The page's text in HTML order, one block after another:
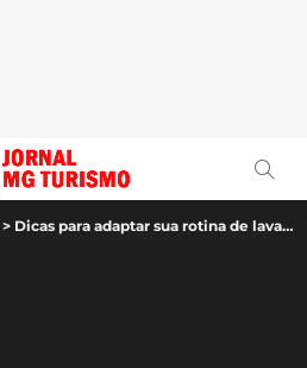
> Dicas para adaptar sua rotina de lavagem em dias de chuva e climas úmidos